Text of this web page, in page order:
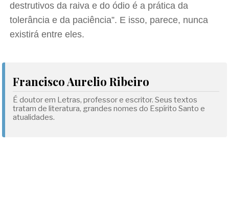
destrutivos da raiva e do ódio é a prática da
tolerância e da paciência”. E isso, parece, nunca
existirá entre eles.
Francisco Aurelio Ribeiro
É doutor em Letras, professor e escritor. Seus textos
tratam de literatura, grandes nomes do Espírito Santo e
atualidades.